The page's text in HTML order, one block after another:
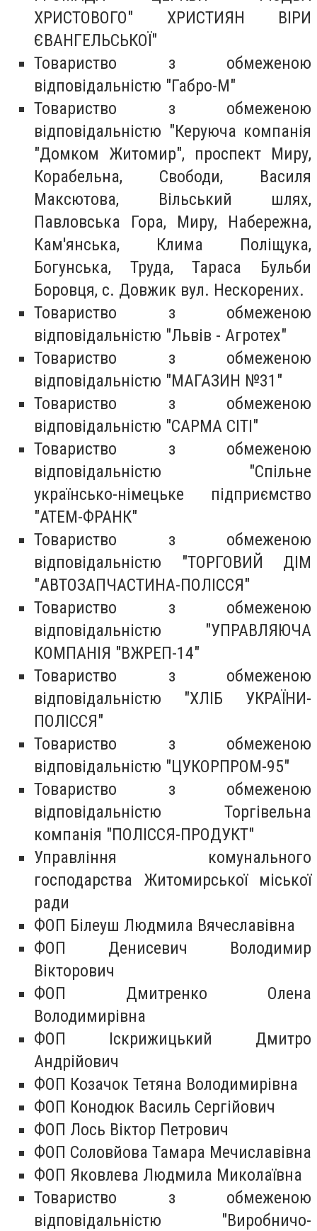
ХРИСТОВОГО" ХРИСТИЯН ВІРИ
ЄВАНГЕЛЬСЬКОЇ"
Товариство з обмеженою
відповідальністю "Габро-М"
Товариство з обмеженою
відповідальністю "Керуюча компанія
"Домком Житомир", проспект Миру,
Корабельна, Свободи, Василя
Максютова, Вільський шлях,
Павловська Гора, Миру, Набережна,
Кам'янська, Клима Поліщука,
Богунська, Труда, Тараса Бульби
Боровця, с. Довжик вул. Нескорених.
Товариство з обмеженою
відповідальністю "Львів - Агротех"
Товариство з обмеженою
відповідальністю "МАГАЗИН №31"
Товариство з обмеженою
відповідальністю "САРМА СІТІ"
Товариство з обмеженою
відповідальністю "Спільне
українсько-німецьке підприємство
"АТЕМ-ФРАНК"
Товариство з обмеженою
відповідальністю "ТОРГОВИЙ ДІМ
"АВТОЗАПЧАСТИНА-ПОЛІССЯ"
Товариство з обмеженою
відповідальністю "УПРАВЛЯЮЧА
КОМПАНІЯ "ВЖРЕП-14"
Товариство з обмеженою
відповідальністю "ХЛІБ УКРАЇНИ-
ПОЛІССЯ"
Товариство з обмеженою
відповідальністю "ЦУКОРПРОМ-95"
Товариство з обмеженою
відповідальністю Торгівельна
компанія "ПОЛІССЯ-ПРОДУКТ"
Управління комунального
господарства Житомирської міської
ради
ФОП Білеуш Людмила Вячеславівна
ФОП Денисевич Володимир
Вікторович
ФОП Дмитренко Олена
Володимирівна
ФОП Іскрижицький Дмитро
Андрійович
ФОП Козачок Тетяна Володимирівна
ФОП Конодюк Василь Сергійович
ФОП Лось Віктор Петрович
ФОП Соловйова Тамара Мечиславівна
ФОП Яковлева Людмила Миколаївна
Товариство з обмеженою
відповідальністю "Виробничо-